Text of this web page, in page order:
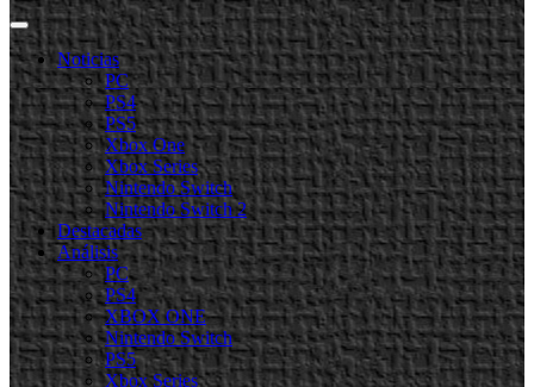
Noticias
PC
PS4
PS5
Xbox One
Xbox Series
Nintendo Switch
Nintendo Switch 2
Destacadas
Análisis
PC
PS4
XBOX ONE
Nintendo Switch
PS5
Xbox Series